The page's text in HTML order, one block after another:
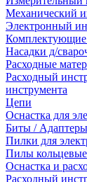
Механический
Электронный
Комплектующие
Насадки д/
Расходные
Расходный
инструмента
Цепи
Оснастка для
Биты / Адаптеры
Пилки для
Пилы
Оснастка и
Расходный